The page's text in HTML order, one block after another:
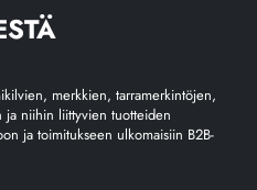
merkkien, tarramerkintöjen,
ja niihin liittyvien tuotteiden
ja toimitukseen ulkomaisiin B2B-